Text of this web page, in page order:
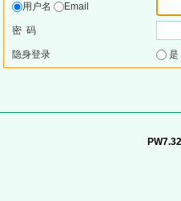
用户名
Email
密 码
隐身登录